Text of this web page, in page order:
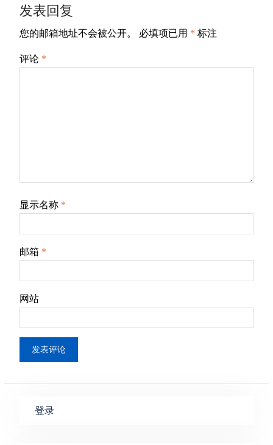
发表回复
您的邮箱地址不会被公开。 必填项已用 * 标注
评论 *
显示名称 *
邮箱 *
网站
登录